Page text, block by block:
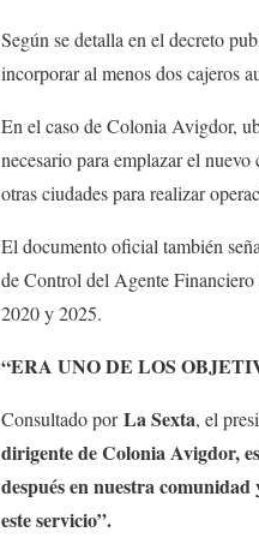
Según se detalla en el decreto
incorporar al menos dos cajeros
En el caso de Colonia Avigdor,
necesario para emplazar el
otras ciudades para realizar
El documento oficial también
de Control del Agente
2020 y 2025.
“ERA UNO DE LOS
Consultado porLa Sexta, el
dirigente de Colonia Avigdor,
después en nuestra
este servicio”.